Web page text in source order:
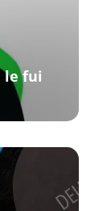
le fui